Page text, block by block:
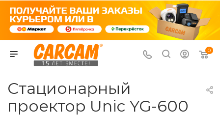
0
Стационарный
проектор Unic YG-600